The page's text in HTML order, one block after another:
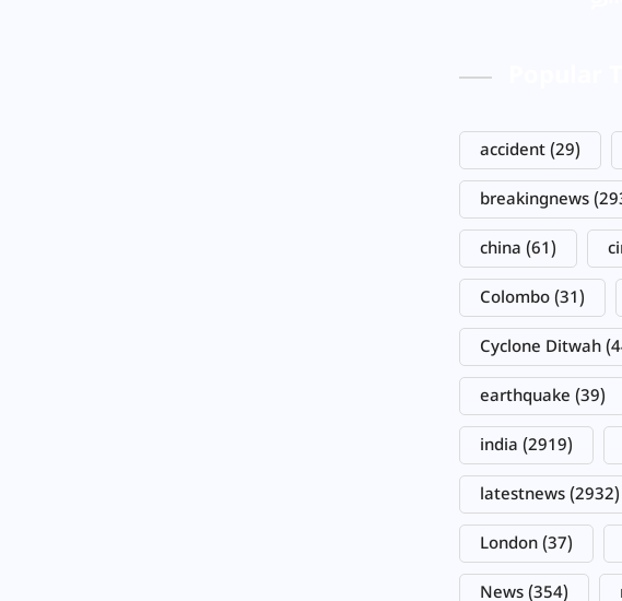
accident (29)
breakingnews
china (61)
Colombo (31)
Cyclone Ditwah
earthquake (39)
india (2919)
latestnews (2932)
London (37)
News (354)